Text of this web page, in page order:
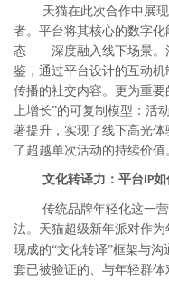
天猫在此次合作中展
者。平台将其核心的数字
态——深度融入线下场景。
鉴，通过平台设计的互动
传播的社交内容。更为重
上增长”的可复制模型：活
著提升，实现了线下高光
了超越单次活动的持续价值
文化转译力：平台IP如
传统品牌年轻化这一
法。天猫超级新年派对作
现成的“文化转译”框架与
套已被验证的、与年轻群